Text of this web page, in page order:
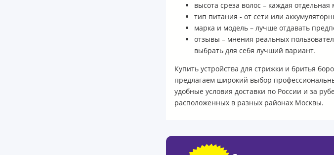
высота среза волос – каждая
тип питания - от сети или
марка и модель – лучше отдавать
отзывы – мнения реальных
выбрать для себя лучший вариант.
Купить устройства для стрижки и бритья
предлагаем широкий выбор
удобные условия доставки по России и за
расположенных в разных районах Москвы.